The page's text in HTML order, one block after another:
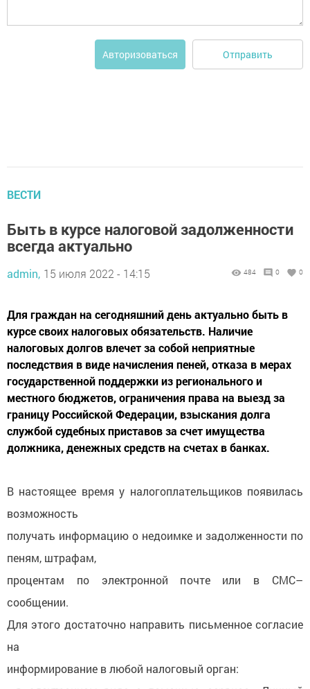
Авторизоваться Отправить
ВЕСТИ
Быть в курсе налоговой задолженности
всегда актуально
admin, 15 июля 2022 - 14:15 484 0 0
Для граждан на сегодняшний день актуально быть в
курсе своих налоговых обязательств. Наличие
налоговых долгов влечет за собой неприятные
последствия в виде начисления пеней, отказа в мерах
государственной поддержки из регионального и
местного бюджетов, ограничения права на выезд за
границу Российской Федерации, взыскания долга
службой судебных приставов за счет имущества
должника, денежных средств на счетах в банках.
В настоящее время у налогоплательщиков появилась
возможность
получать информацию о недоимке и задолженности по
пеням, штрафам,
процентам по электронной почте или в СМС–
сообщении.
Для этого достаточно направить письменное согласие
на
информирование в любой налоговый орган: